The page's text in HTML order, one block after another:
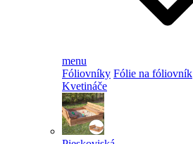
menu
Fóliovníky Fólie na fóliovník
Kvetináče